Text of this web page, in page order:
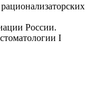
России.
I